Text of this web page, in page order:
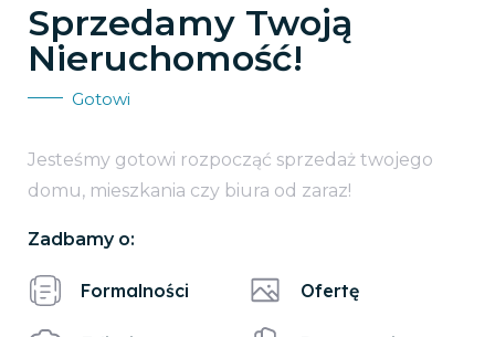
Sprzedamy Twoją
Nieruchomość!
Gotowi
Jesteśmy gotowi rozpocząć sprzedaż twojego
domu, mieszkania czy biura od zaraz!
Zadbamy o:
Formalności Ofertę